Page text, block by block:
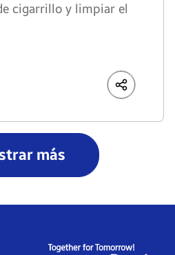
cigarrillo y limpiar el
LinkedIn
Share
más